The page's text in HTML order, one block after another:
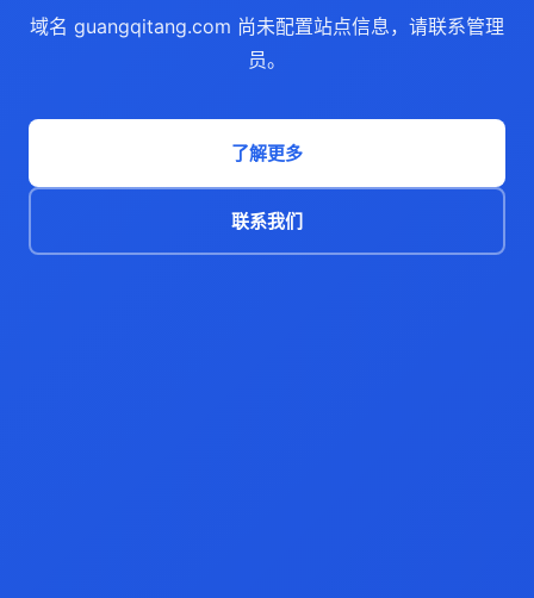
域名 guangqitang.com 尚未配置站点信息，请联系管理
员。
了解更多
联系我们